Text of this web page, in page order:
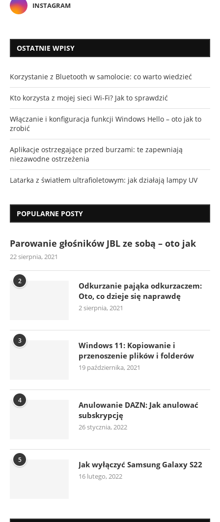
INSTAGRAM
OSTATNIE WPISY
Korzystanie z Bluetooth w samolocie: co warto wiedzieć
Kto korzysta z mojej sieci Wi-Fi? Jak to sprawdzić
Włączanie i konfiguracja funkcji Windows Hello – oto jak to
zrobić
Aplikacje ostrzegające przed burzami: te zapewniają
niezawodne ostrzeżenia
Latarka z światłem ultrafioletowym: jak działają lampy UV
POPULARNE POSTY
Parowanie głośników JBL ze sobą – oto jak
22 sierpnia, 2021
2
Odkurzanie pająka odkurzaczem:
Oto, co dzieje się naprawdę
2 sierpnia, 2021
3
Windows 11: Kopiowanie i
przenoszenie plików i folderów
19 października, 2021
4
Anulowanie DAZN: Jak anulować
subskrypcję
26 stycznia, 2022
5 Jak wyłączyć Samsung Galaxy S22
16 lutego, 2022